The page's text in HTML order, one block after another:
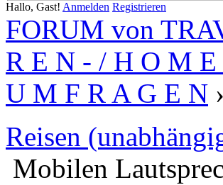
Hallo, Gast! Anmelden Registrieren
FORUM von
R E N - / H O M
U M F R A G E N ›
Reisen
Mobilen